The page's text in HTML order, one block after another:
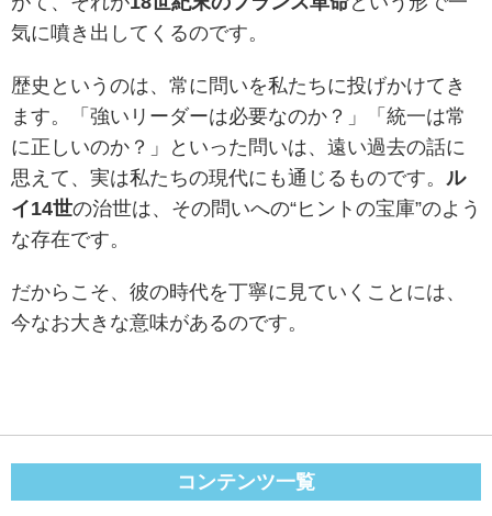
気に噴き出してくるのです。
歴史というのは、常に問いを私たちに投げかけてき
ます。「強いリーダーは必要なのか？」「統一は常
に正しいのか？」といった問いは、遠い過去の話に
思えて、実は私たちの現代にも通じるものです。 ル
イ14世の治世は、その問いへの“ヒントの宝庫”のよう
な存在です。
だからこそ、彼の時代を丁寧に見ていくことには、
今なお大きな意味があるのです。
コンテンツ一覧